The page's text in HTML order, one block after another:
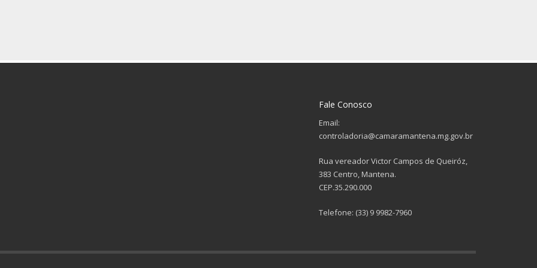
Fale Conosco
Email:
controladoria@camaramantena.mg.gov.br
Rua vereador Victor Campos de Queiróz,
383 Centro, Mantena.
CEP.35.290.000
Telefone: (33) 9 9982-7960